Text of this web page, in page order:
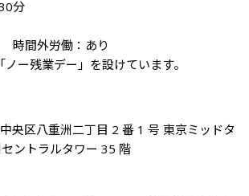
分
時間外労働：あり
ー残業デー」を設けています。
央区八重洲二丁目 2 番 1 号 東京ミッドタ
ントラルタワー 35 階